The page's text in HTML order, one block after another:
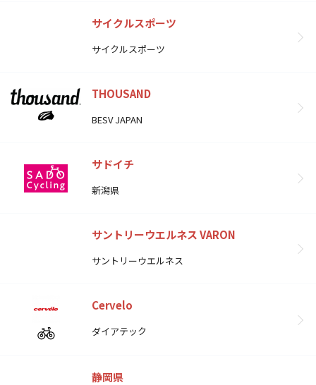
サイクルスポーツ
サイクルスポーツ
THOUSAND
BESV JAPAN
サドイチ
新潟県
サントリーウエルネス VARON
サントリーウエルネス
Cervelo
ダイアテック
静岡県